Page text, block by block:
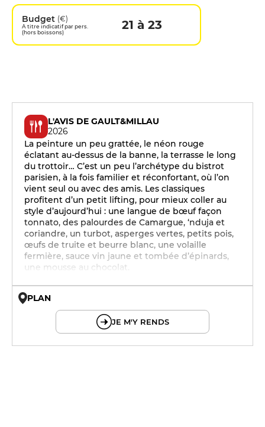
Budget (€)
A titre indicatif par pers.
(hors boissons)
21 à 23
L'AVIS DE GAULT&MILLAU
2026
La peinture un peu grattée, le néon rouge
éclatant au-dessus de la banne, la terrasse le long
du trottoir… C’est un peu l’archétype du bistrot
parisien, à la fois familier et réconfortant, où l’on
vient seul ou avec des amis. Les classiques
profitent d’un petit lifting, pour mieux coller au
style d’aujourd’hui : une langue de bœuf façon
tonnato, des palourdes de Camargue, ‘nduja et
coriandre, un turbot, asperges vertes, petits pois,
œufs de truite et beurre blanc, une volaille
fermière, sauce vin jaune et tombée d’épinards,
une mousse au chocolat.
PLAN
JE M'Y RENDS